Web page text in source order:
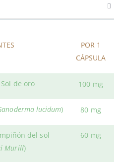
POR 1
CÁPSULA
de oro 100 mg
lucidum) 80 mg
del sol
Murill)
60 mg